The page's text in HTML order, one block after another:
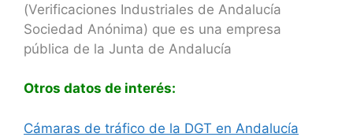
(Verificaciones Industriales de Andalucía
Sociedad Anónima) que es una empresa
pública de la Junta de Andalucía
Otros datos de interés:
Cámaras de tráfico de la DGT en Andalucía